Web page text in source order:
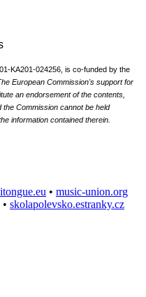
KA201-024256, is co-funded by the
European Commission's support for
an endorsement of the contents,
Commission cannot be held
information contained therein.
itongue.eu • music-union.org
• skolapolevsko.estranky.cz